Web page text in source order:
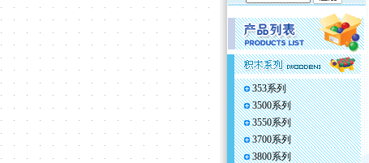
353系列
3500系列
3550系列
3700系列
3800系列